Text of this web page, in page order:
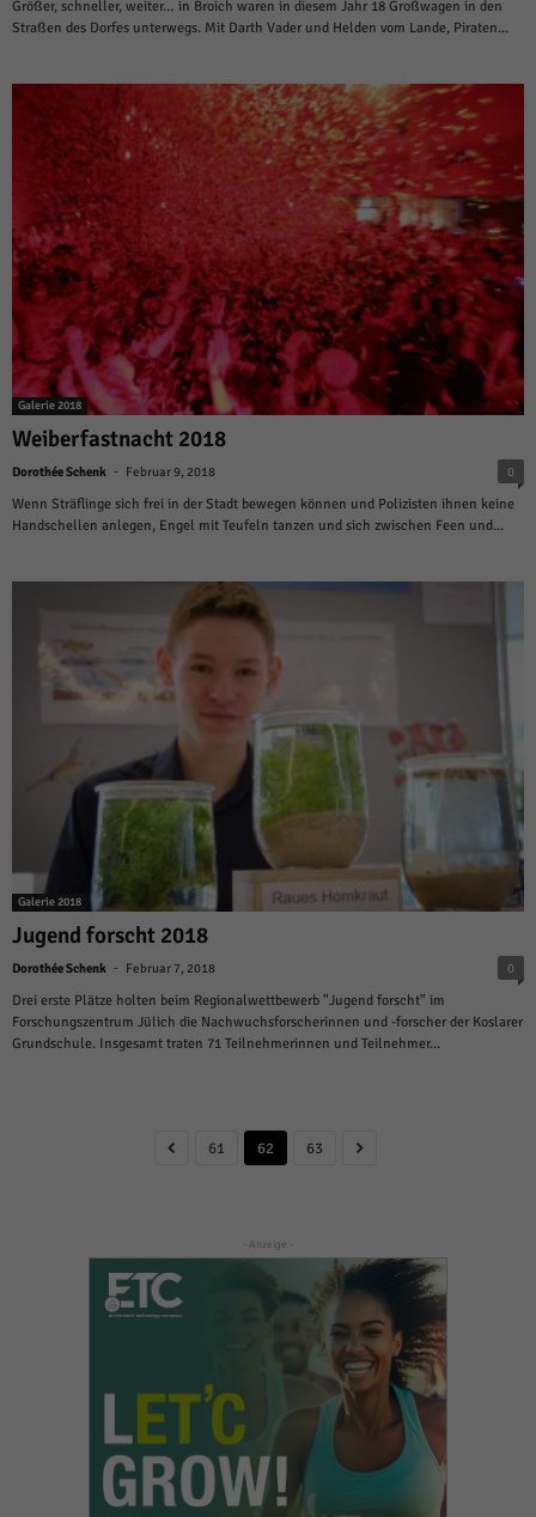
Größer, schneller, weiter… in Broich waren in diesem Jahr 18 Großwagen in den
Straßen des Dorfes unterwegs. Mit Darth Vader und Helden vom Lande, Piraten...
Galerie 2018
Weiberfastnacht 2018
Dorothée Schenk - Februar 9, 2018 0
Wenn Sträflinge sich frei in der Stadt bewegen können und Polizisten ihnen keine
Handschellen anlegen, Engel mit Teufeln tanzen und sich zwischen Feen und...
Galerie 2018
Jugend forscht 2018
Dorothée Schenk - Februar 7, 2018 0
Drei erste Plätze holten beim Regionalwettbewerb "Jugend forscht" im
Forschungszentrum Jülich die Nachwuchsforscherinnen und -forscher der Koslarer
Grundschule. Insgesamt traten 71 Teilnehmerinnen und Teilnehmer...
61 62 63
- Anzeige -